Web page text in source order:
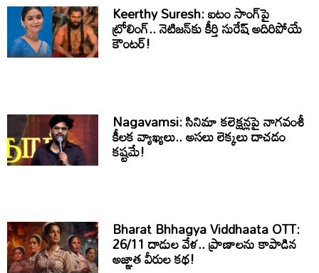
Keerthy Suresh: ఐటం సాంగ్‌పై
ట్రోలింగ్.. నెటిజన్‌కు కీర్తి సురేష్ అదిరిపోయే
కౌంటర్!
Nagavamsi: సినిమా కలెక్షన్లపై నాగవంశీ
కీలక వ్యాఖ్యలు.. అసలు లెక్కలు దాచడం
కష్టమే!
Bharat Bhhagya Viddhaata OTT:
26/11 దాడుల వేళ.. ప్రాణాలను కాపాడిన
అజ్ఞాత వీరుల కథ!